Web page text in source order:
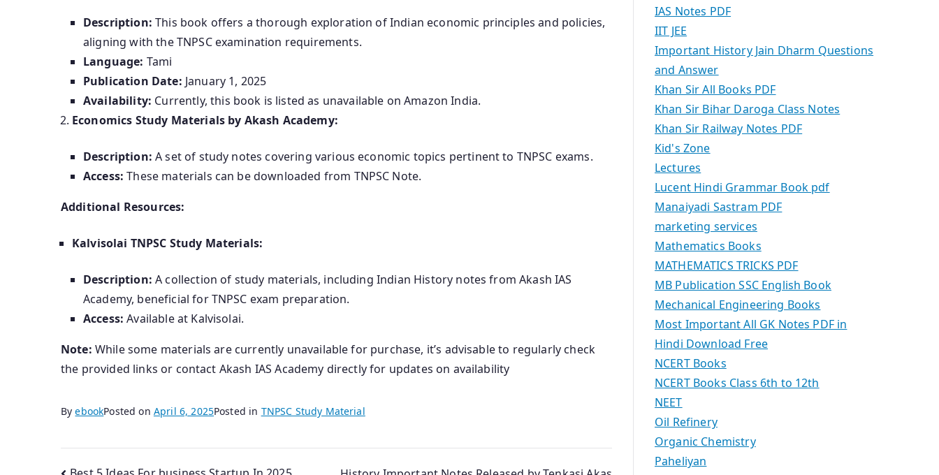
Description: This book offers a thorough exploration of Indian economic principles and policies,
aligning with the TNPSC examination requirements.
Language: Tami
Publication Date: January 1, 2025
Availability: Currently, this book is listed as unavailable on Amazon India.
Economics Study Materials by Akash Academy:
Description: A set of study notes covering various economic topics pertinent to TNPSC exams.
Access: These materials can be downloaded from TNPSC Note.
Additional Resources:
Kalvisolai TNPSC Study Materials:
Description: A collection of study materials, including Indian History notes from Akash IAS
Academy, beneficial for TNPSC exam preparation.
Access: Available at Kalvisolai.​
Note: While some materials are currently unavailable for purchase, it’s advisable to regularly check
the provided links or contact Akash IAS Academy directly for updates on availability
ByebookPosted on April 6, 2025Posted in TNPSC Study Material
IAS Notes PDF
IIT JEE
Important History Jain Dharm Questions
and Answer
Khan Sir All Books PDF
Khan Sir Bihar Daroga Class Notes
Khan Sir Railway Notes PDF
Kid's Zone
Lectures
Lucent Hindi Grammar Book pdf
Manaiyadi Sastram PDF
marketing services
Mathematics Books
MATHEMATICS TRICKS PDF
MB Publication SSC English Book
Mechanical Engineering Books
Most Important All GK Notes PDF in
Hindi Download Free
NCERT Books
NCERT Books Class 6th to 12th
NEET
Oil Refinery
Organic Chemistry
Paheliyan